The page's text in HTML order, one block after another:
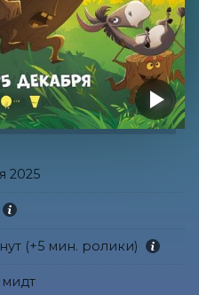
2025
(+5 мин. ролики)